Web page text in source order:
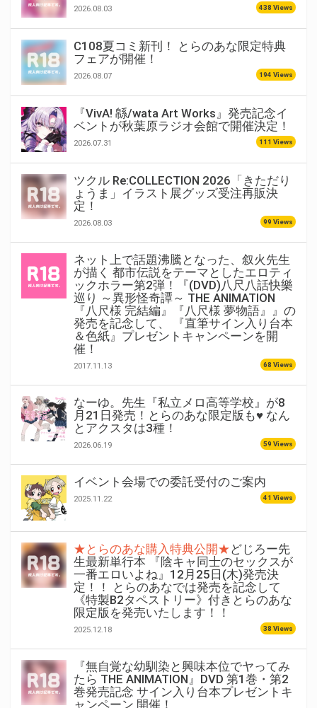
2026.08.03 438 Views
C108夏コミ新刊！ とらのあな限定特典
フェアが開催！
2026.08.07 194 Views
『VivA! 緜/wata Art Works』発売記念イ
ベントが秋葉原ラジオ会館で開催決定！
2026.07.31 111 Views
ツクル Re:COLLECTION 2026「きただり
ょうま」イラスト展グッズ受注再販決
定！
2026.08.03 99 Views
ネット上で話題沸騰となった、叙火先生
が描く 都市伝説をテーマとしたエロティ
ックホラー第2弾！『(DVD)八尺八話快樂
巡り ～異形怪奇譚～ THE ANIMATION
『八尺様 完結編』『八尺様 夢物語』』の
発売を記念して、 『直筆サイン入り台本
＆色紙』プレゼントキャンペーンを開
催！
2017.11.13 68 Views
なーゆ。先生『私立メロ高等学校』が8
月21日発売！とらのあな限定版も♥ なん
とアクスタは3種！
2026.06.19 59 Views
イベント会場での委託受付のご案内
2025.11.22 41 Views
★とらのあな購入特典公開★どじろー先
生最新単行本 『陰キャ同士のセックスが
一番エロいよね』12月25日(木)発売決
定！！ とらのあなでは発売を記念して
《特製B2タペストリー》付きとらのあな
限定版を発売いたします！！
2025.12.18 38 Views
『無自覚な幼馴染と興味本位でヤってみ
たら THE ANIMATION』DVD 第1巻・第2
巻発売記念 サイン入り台本プレゼントキ
ャンペーン 開催！